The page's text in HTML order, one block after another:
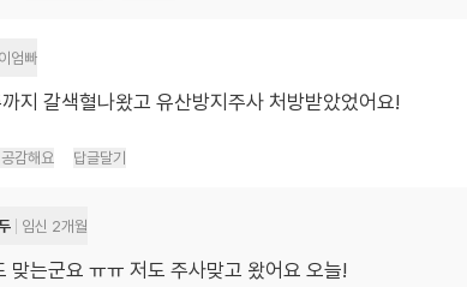
엄빠
지 갈색혈나왔고 유산방지주사 처방받았었어요!
공감해요 답글달기
임신 2개월
맞는군요 ㅠㅠ 저도 주사맞고 왔어요 오늘!